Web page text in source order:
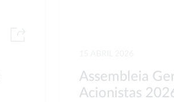
Assembleia
Acionistas